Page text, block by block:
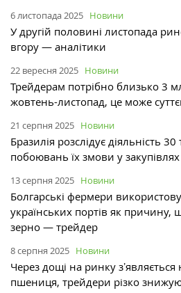
6 листопада 2025 Новини
У другій половині листопада
вгору — аналітики
22 вересня 2025 Новини
Трейдерам потрібно близько 3
жовтень-листопад, це може
21 серпня 2025 Новини
Бразилія розслідує діяльність
побоювань їх змови у
13 серпня 2025 Новини
Болгарські фермери
українських портів як причину,
зерно — трейдер
8 серпня 2025 Новини
Через дощі на ринку
пшениця, трейдери різко